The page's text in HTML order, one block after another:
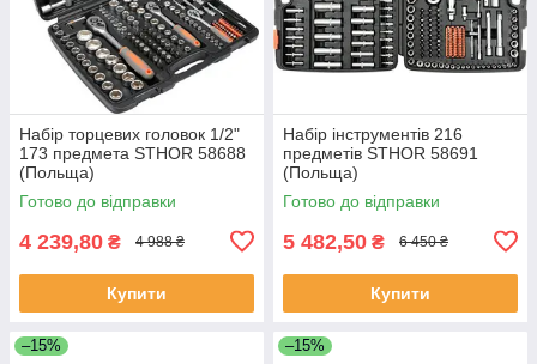
Набір торцевих головок 1/2"
173 предмета STHOR 58688
(Польща)
Готово до відправки
4 239,80 ₴ 4 988 ₴
Купити
Набір інструментів 216
предметів STHOR 58691
(Польща)
Готово до відправки
5 482,50 ₴ 6 450 ₴
Купити
–15% –15%